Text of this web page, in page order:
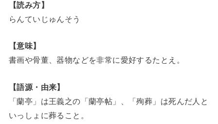
【読み方】
らんていじゅんそう
【意味】
書画や骨董、器物などを非常に愛好するたとえ。
【語源・由来】
「蘭亭」は王義之の「蘭亭帖」、「殉葬」は死んだ人と
いっしょに葬ること。